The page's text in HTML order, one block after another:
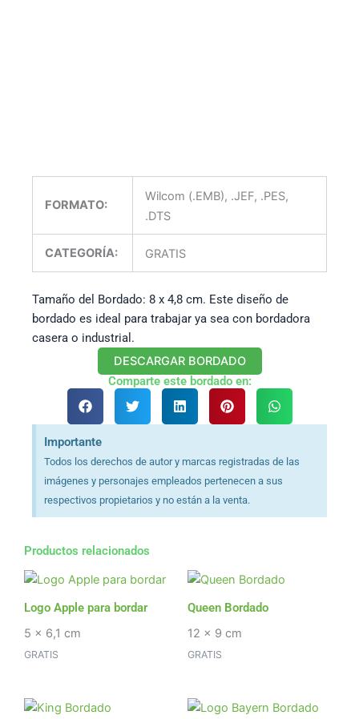
FORMATO:
Wilcom (.EMB), .JEF, .PES,
.DTS
CATEGORÍA: GRATIS
Tamaño del Bordado: 8 x 4,8 cm. Este diseño de
bordado es ideal para trabajar ya sea con bordadora
casera o industrial.
DESCARGAR BORDADO
Comparte este bordado en:
Importante
Todos los derechos de autor y marcas registradas de las
imágenes y personajes empleados pertenecen a sus
respectivos propietarios y no están a la venta.
Productos relacionados
Logo Apple para bordar
5 x 6,1 cm
GRATIS
Queen Bordado
12 x 9 cm
GRATIS